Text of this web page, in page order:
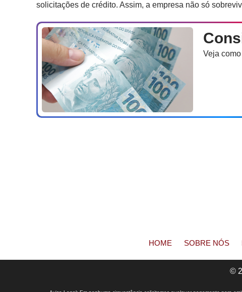
solicitações de crédito. Assim, a empresa não só
Veja
HOME SOBRE NÓS
©